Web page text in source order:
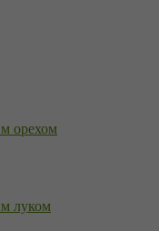
орехом
луком